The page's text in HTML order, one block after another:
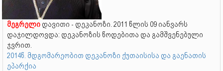
მეგრელი დავითი - დეკანოზი. 2011 წლის 09 იანვარს
დაჯილდოვდა: დეკანოზის წოდებითა და გამშვენებული
ჯვრით.
2014წ. მდგომარეობით დეკანოზი ქუთაისისა და გაენათის
ეპარქია